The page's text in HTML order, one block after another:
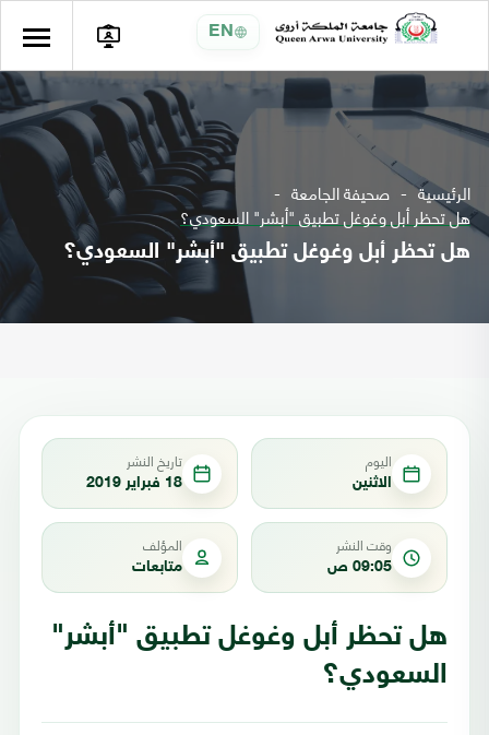
EN
الرئيسية صحيفة الجامعة
هل تحظر أبل وغوغل تطبيق "أبشر" السعودي؟
هل تحظر أبل وغوغل تطبيق "أبشر" السعودي؟
اليوم
الاثنين
تاريخ النشر
18 فبراير 2019
وقت النشر
09:05 ص
المؤلف
متابعات
هل تحظر أبل وغوغل تطبيق "أبشر"
السعودي؟